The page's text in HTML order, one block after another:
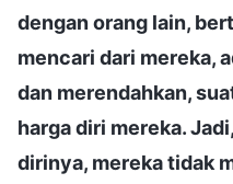
dengan orang lain,
mencari dari mereka,
dan merendahkan,
harga diri mereka.
dirinya, mereka tidak